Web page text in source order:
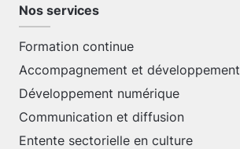
Nos services
Formation continue
Accompagnement et développement
Développement numérique
Communication et diffusion
Entente sectorielle en culture